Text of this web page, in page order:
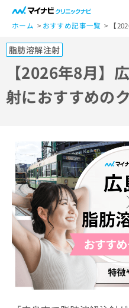
ホーム おすすめ記事一覧 【
脂肪溶解注射
【2026年8月】
射におすすめの
一
般
ー
ザ
ー
の
方
ち
ら
マ
イ
ナ
ビ
ク
リ
医
療
関
係
者
の
こ